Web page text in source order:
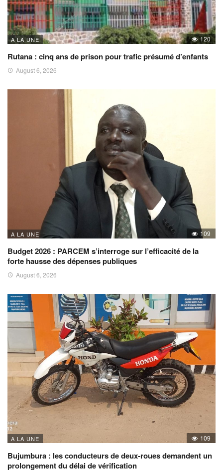
A LA UNE 120
Rutana : cinq ans de prison pour trafic présumé d’enfants
August 6, 2026
A LA UNE 109
Budget 2026 : PARCEM s’interroge sur l’efficacité de la
forte hausse des dépenses publiques
August 6, 2026
A LA UNE 109
Bujumbura : les conducteurs de deux-roues demandent un
prolongement du délai de vérification